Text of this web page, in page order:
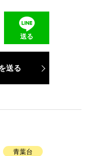
送る
送る
青葉台